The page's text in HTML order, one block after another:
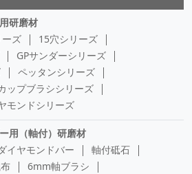
研磨材
ズ
15穴シリーズ
GPサンダーシリーズ
ペッタンシリーズ
ップブラシシリーズ
モンドシリーズ
用（軸付）研磨材
イヤモンドバー
軸付砥石
6mm軸ブラシ